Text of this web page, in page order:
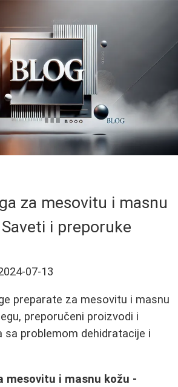
za mesovitu i masnu
i preporuke
07-13
preparate za mesovitu i masnu
preporučeni proizvodi i
sa problemom dehidratacije i
mesovitu i masnu kožu -